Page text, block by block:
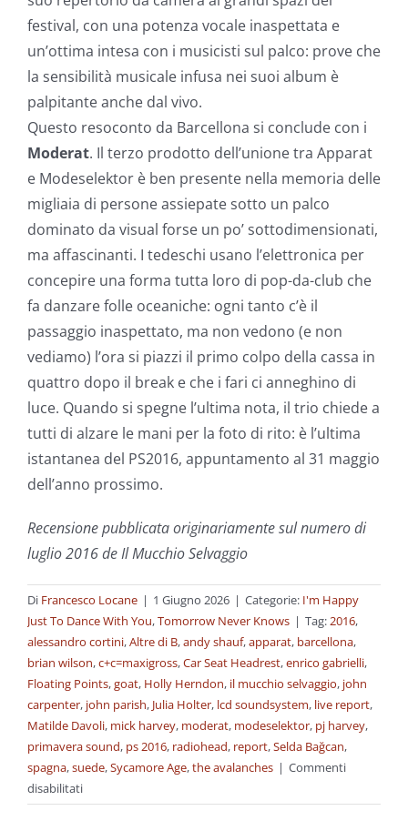
festival, con una potenza vocale inaspettata e
un’ottima intesa con i musicisti sul palco: prove che
la sensibilità musicale infusa nei suoi album è
palpitante anche dal vivo.
Questo resoconto da Barcellona si conclude con i
Moderat. Il terzo prodotto dell’unione tra Apparat
e Modeselektor è ben presente nella memoria delle
migliaia di persone assiepate sotto un palco
dominato da visual forse un po’ sottodimensionati,
ma affascinanti. I tedeschi usano l’elettronica per
concepire una forma tutta loro di pop-da-club che
fa danzare folle oceaniche: ogni tanto c’è il
passaggio inaspettato, ma non vedono (e non
vediamo) l’ora si piazzi il primo colpo della cassa in
quattro dopo il break e che i fari ci anneghino di
luce. Quando si spegne l’ultima nota, il trio chiede a
tutti di alzare le mani per la foto di rito: è l’ultima
istantanea del PS2016, appuntamento al 31 maggio
dell’anno prossimo.
Recensione pubblicata originariamente sul numero di
luglio 2016 de Il Mucchio Selvaggio
Di Francesco Locane | 1 Giugno 2026 | Categorie: I'm Happy
Just To Dance With You,Tomorrow Never Knows | Tag:2016,
alessandro cortini,Altre di B,andy shauf,apparat, barcellona,
brian wilson,c+c=maxigross,Car Seat Headrest,enrico gabrielli,
Floating Points,goat, Holly Herndon, il mucchio selvaggio, john
carpenter, john parish, Julia Holter, lcd soundsystem, live report,
Matilde Davoli, mick harvey, moderat, modeselektor, pj harvey,
primavera sound, ps 2016, radiohead, report,Selda Bağcan,
spagna,suede,Sycamore Age,the avalanches | Commenti
disabilitatisu
Dagli